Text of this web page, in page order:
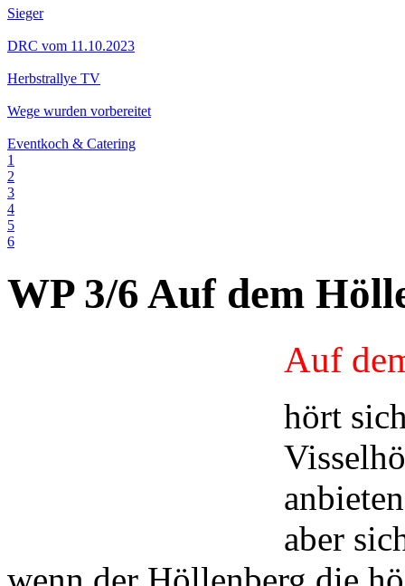
Sieger
DRC vom 11.10.2023
Herbstrallye TV
Wege wurden vorbereitet
Eventkoch & Catering
1
2
3
4
5
6
WP 3/6 Auf dem
Auf
hört
aber